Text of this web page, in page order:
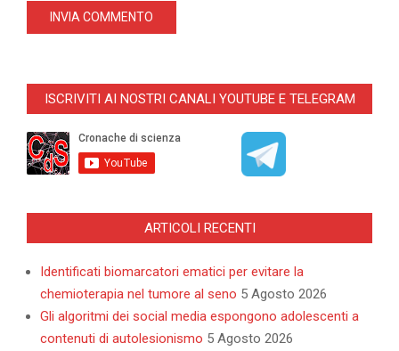
ISCRIVITI AI NOSTRI CANALI YOUTUBE E TELEGRAM
ARTICOLI RECENTI
Identificati biomarcatori ematici per evitare la
chemioterapia nel tumore al seno 5 Agosto 2026
Gli algoritmi dei social media espongono adolescenti a
contenuti di autolesionismo 5 Agosto 2026